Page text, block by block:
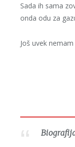
Sada ih sama
onda odu za
Još uvek